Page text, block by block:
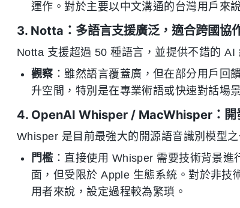
運作。對於主要以中文溝通的台灣用戶來
3. Notta：多語言支援廣泛，適合跨國協
Notta 支援超過 50 種語言，並提供不錯的 AI
觀察 ：雖然語言覆蓋廣，但在部分用戶回
升空間，特別是在專業術語或快速對話場
4. OpenAI Whisper / MacWhisper：開
Whisper 是目前最強大的開源語音識別模型之
門檻 ：直接使用 Whisper 需要技術背景
面，但受限於 Apple 生態系統。對於非
用者來說，設定過程較為繁瑣。